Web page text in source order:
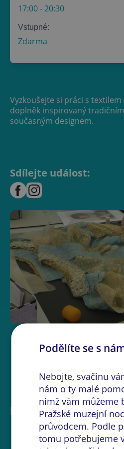
17:00-20:30
Vstupné:
Zdarma
Vyzkoušejte si práci s
doplněk inspirovaný
současným designem.
Sdílejte událost:
Další akce na místě
Podělíte se s
Nebojte, svačinu
nám o ty malé
nimž vám můžeme
Pražské muzejní
průvodcem. Podle
tomu potřebujeme